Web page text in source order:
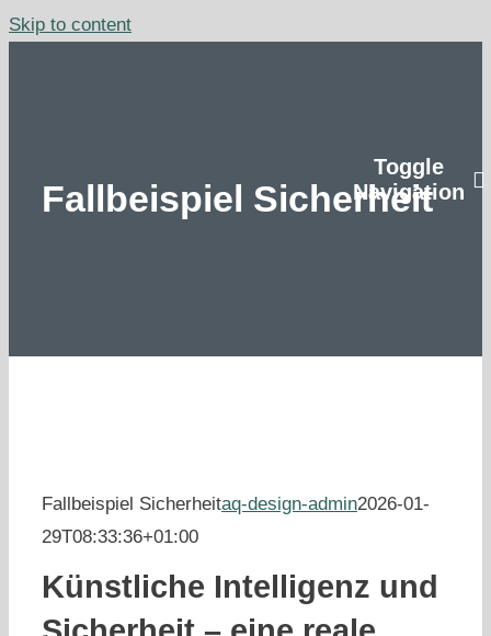
Skip to content
Toggle
Navigation
Fallbeispiel Sicherheit
Fallbeispiel Sicherheitaq-design-admin2026-01-
29T08:33:36+01:00
Künstliche Intelligenz und